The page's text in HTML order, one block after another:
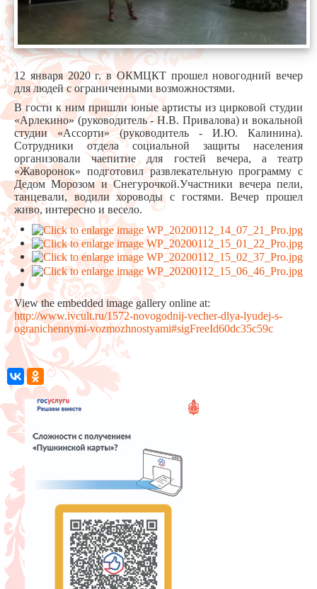
12 января 2020 г. в ОКМЦКТ прошел новогодний вечер
для людей с ограниченными возможностями.
В гости к ним пришли юные артисты из цирковой студии
«Арлекино» (руководитель - Н.В. Привалова) и вокальной
студии «Ассорти» (руководитель - И.Ю. Калинина).
Сотрудники отдела социальной защиты населения
организовали чаепитие для гостей вечера, а театр
«Жаворонок» подготовил развлекательную программу с
Дедом Морозом и Снегурочкой.Участники вечера пели,
танцевали, водили хороводы с гостями. Вечер прошел
живо, интересно и весело.
View the embedded image gallery online at:
http://www.ivcult.ru/1572-novogodnij-vecher-dlya-lyudej-s-
ogranichennymi-vozmozhnostyami#sigFreeId60dc35c59c